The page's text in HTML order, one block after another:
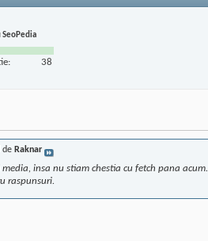
38
de Raknar
media, insa nu stiam chestia cu fetch pana acum.
raspunsuri.